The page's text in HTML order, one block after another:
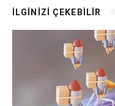
İLGİNİZİ ÇEKEBİLİR